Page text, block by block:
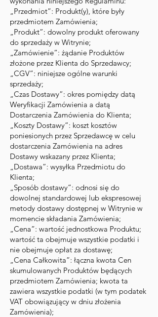
„Przedmiot”: Produkt(y), które były
przedmiotem Zamówienia;
„Produkt”: dowolny produkt oferowany
do sprzedaży w Witrynie;
„Zamówienie”: żądanie Produktów
złożone przez Klienta do Sprzedawcy;
„CGV”: niniejsze ogólne warunki
sprzedaży;
„Czas Dostawy”: okres pomiędzy datą
Weryfikacji Zamówienia a datą
Dostarczenia Zamówienia do Klienta;
„Koszty Dostawy”: koszt kosztów
poniesionych przez Sprzedawcę w celu
dostarczenia Zamówienia na adres
Dostawy wskazany przez Klienta;
„Dostawa”: wysyłka Przedmiotu do
Klienta;
„Sposób dostawy”: odnosi się do
dowolnej standardowej lub ekspresowej
metody dostawy dostępnej w Witrynie w
momencie składania Zamówienia;
„Cena”: wartość jednostkowa Produktu;
wartość ta obejmuje wszystkie podatki i
nie obejmuje opłat za dostawę;
„Cena Całkowita”: łączna kwota Cen
skumulowanych Produktów będących
przedmiotem Zamówienia; kwota ta
zawiera wszystkie podatki (w tym podatek
VAT obowiązujący w dniu złożenia
Zamówienia);